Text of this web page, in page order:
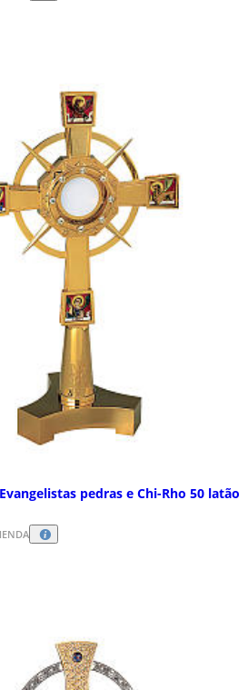
pedras e Chi-Rho 50 latão